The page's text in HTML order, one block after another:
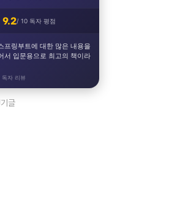
★★★★★
"마치 함께 일하는 선배님과 같이 프로젝트
니다. 그동안 하면 안된다고 하는 주장들에
cats***ing
9.2/ 10 독자 평점
프링부트에 대한 많은 내용을
서 입문용으로 최고의 책이라
자 리뷰
글